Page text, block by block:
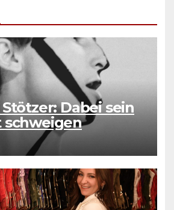
Dabei sein
schweigen